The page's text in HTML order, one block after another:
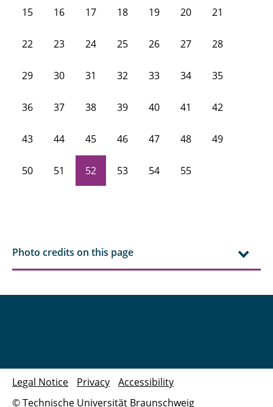
15 16 17 18 19 20 21
22 23 24 25 26 27 28
29 30 31 32 33 34 35
36 37 38 39 40 41 42
43 44 45 46 47 48 49
50 51 52 53 54 55
Photo credits on this page
© Technische Universität Braunschweig
Legal Notice Privacy Accessibility